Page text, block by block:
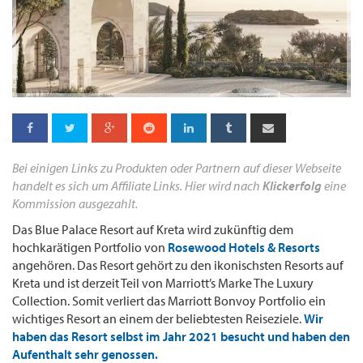
Bei einigen Links zu Produkten oder Partnern auf dieser Webseite
handelt es sich um Affiliate Links. Hier wird nach Klickerfolg eine
Kommission ausgezahlt.
Das Blue Palace Resort auf Kreta wird zukünftig dem
hochkarätigen Portfolio von Rosewood Hotels & Resorts
angehören. Das Resort gehört zu den ikonischsten Resorts auf
Kreta und ist derzeit Teil von Marriott’s Marke The Luxury
Collection. Somit verliert das Marriott Bonvoy Portfolio ein
wichtiges Resort an einem der beliebtesten Reiseziele.Wir
haben das Resort selbst im Jahr 2021 besucht und haben den
Aufenthalt sehr genossen.